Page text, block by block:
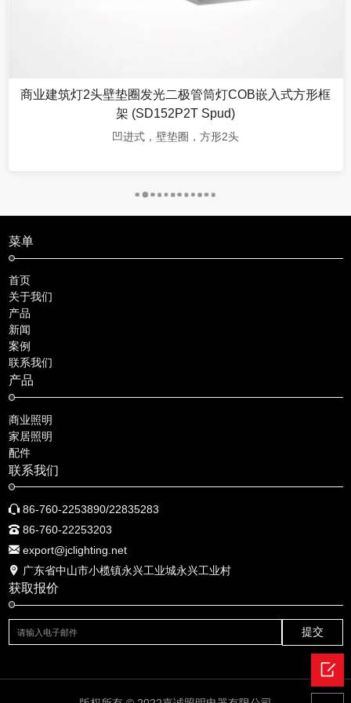
商业建筑灯2头壁垫圈发光二极管筒灯COB嵌入式方形框
架 (SD152P2T Spud)
凹进式，壁垫圈，方形2头
菜单
首页
关于我们
产品
新闻
案例
联系我们
产品
商业照明
家居照明
配件
联系我们
86-760-2253890/22835283
86-760-22253203
export@jclighting.net
广东省中山市小榄镇永兴工业城永兴工业村
获取报价
提交